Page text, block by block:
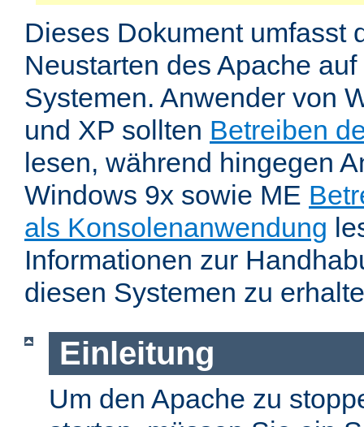
Dieses Dokument umfasst
Neustarten des Apache
Systemen. Anwender von
und XP sollten Betreiben
lesen, während hingegen
Windows 9x sowie ME
als Konsolenanwendung
Informationen zur
diesen Systemen zu
Einleitung
Um den Apache zu